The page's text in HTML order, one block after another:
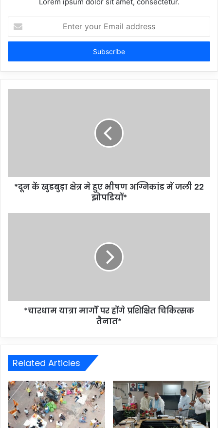
Enter
your
Email
*दून कें खुडबुड़ा क्षेत्र मे हुए भीषण अग्निकांड में जली 22
झोपडियों*
*चारधाम यात्रा मार्गों पर होंगे प्रशिक्षित चिकित्सक
तैनात*
Related Articles